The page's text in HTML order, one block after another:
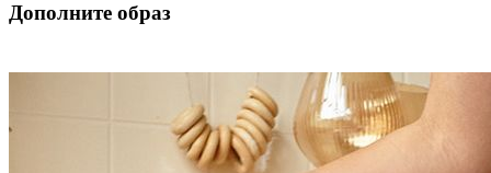
Дополните образ